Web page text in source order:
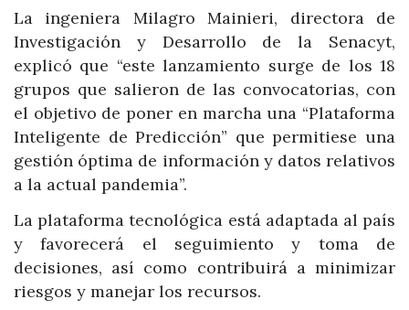
La ingeniera Milagro Mainieri, directora de
Investigación y Desarrollo de la Senacyt,
explicó que “este lanzamiento surge de los 18
grupos que salieron de las convocatorias, con
el objetivo de poner en marcha una “Plataforma
Inteligente de Predicción” que permitiese una
gestión óptima de información y datos relativos
a la actual pandemia”.
La plataforma tecnológica está adaptada al país
y favorecerá el seguimiento y toma de
decisiones, así como contribuirá a minimizar
riesgos y manejar los recursos.